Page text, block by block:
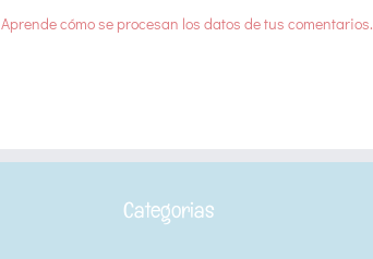
Aprende cómo se procesan los datos de tus comentarios.
Categorias